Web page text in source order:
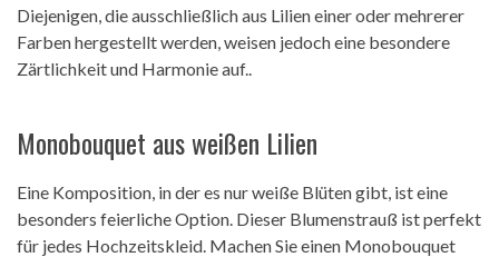
Diejenigen, die ausschließlich aus Lilien einer oder mehrerer
Farben hergestellt werden, weisen jedoch eine besondere
Zärtlichkeit und Harmonie auf..
Monobouquet aus weißen Lilien
Eine Komposition, in der es nur weiße Blüten gibt, ist eine
besonders feierliche Option. Dieser Blumenstrauß ist perfekt
für jedes Hochzeitskleid. Machen Sie einen Monobouquet